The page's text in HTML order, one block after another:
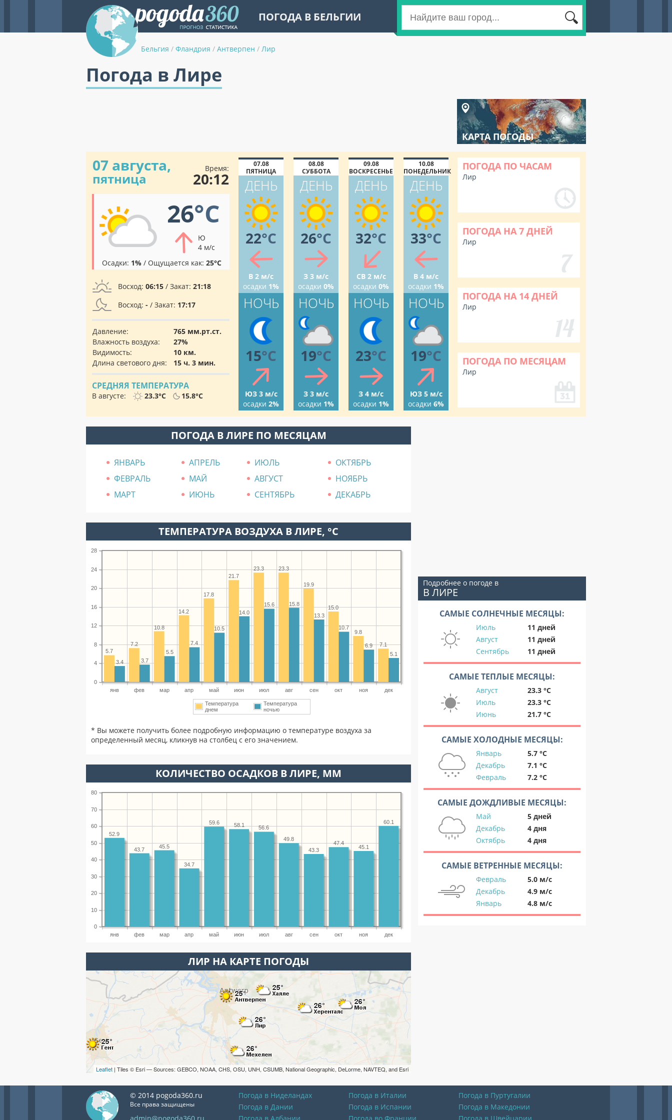
ПОГОДА В БЕЛЬГИИ
Бельгия / Фландрия / Антверпен / Лир
Погода в Лире
КАРТА ПОГОДЫ
07 августа,
пятница
Время:
20:12
26°C
Ю
4 м/с
Осадки: 1% / Ощущается как: 25°C
Восход: 06:15 / Закат: 21:18
Восход: - / Закат: 17:17
Давление:
765 мм.рт.ст.
Влажность воздуха:
27%
Видимость:
10 км.
Длина светового дня:
15 ч. 3 мин.
СРЕДНЯЯ ТЕМПЕРАТУРА
В августе: 23.3°C 15.8°C
07.08
ПЯТНИЦА
ДЕНЬ
22°C
В 2 м/с
осадки 1%
НОЧЬ
15°C
ЮЗ 3 м/с
осадки 2%
08.08
СУББОТА
ДЕНЬ
26°C
З 3 м/с
осадки 0%
НОЧЬ
19°C
З 3 м/с
осадки 1%
09.08
ВОСКРЕСЕНЬЕ
ДЕНЬ
32°C
СВ 2 м/с
осадки 0%
НОЧЬ
23°C
З 4 м/с
осадки 1%
10.08
ПОНЕДЕЛЬНИК
ДЕНЬ
33°C
В 4 м/с
осадки 1%
НОЧЬ
19°C
ЮЗ 5 м/с
осадки 6%
ПОГОДА ПО ЧАСАМ
Лир
ПОГОДА НА 7 ДНЕЙ
Лир
ПОГОДА НА 14 ДНЕЙ
Лир
ПОГОДА ПО МЕСЯЦАМ
Лир
ПОГОДА В ЛИРЕ ПО МЕСЯЦАМ
ЯНВАРЬ АПРЕЛЬ ИЮЛЬ
ОКТЯБРЬ
ФЕВРАЛЬ
МАЙ АВГУСТ
НОЯБРЬ
МАРТ
ИЮНЬ СЕНТЯБРЬ ДЕКАБРЬ
ТЕМПЕРАТУРА ВОЗДУХА В ЛИРЕ, °C
янв фев мар апр май июн июл авг сен окт ноя дек
0
4
8
12
16
20
24
28
7.1
9.8
15.0
19.9
23.3
23.3
21.7
17.8
14.2
10.8
7.2
5.7
5.1
6.9
10.7
13.3
15.8
15.6
14.0
10.5
7.4
5.5
3.7
3.4
Температура
днем
Температура
ночью
* Вы можете получить более подробную информацию о температуре воздуха за
определенный месяц, кликнув на столбец с его значением.
КОЛИЧЕСТВО ОСАДКОВ В ЛИРЕ, ММ
янв фев мар апр май июн июл авг сен окт ноя дек
0
10
20
30
40
50
60
70
80
60.1
45.1
47.4
43.3
49.8
56.6
58.1
59.6
34.7
45.5
43.7
52.9
ЛИР НА КАРТЕ ПОГОДЫ
Leaflet | Tiles © Esri — Sources: GEBCO, NOAA, CHS, OSU, UNH, CSUMB, National Geographic, DeLorme, NAVTEQ, and Esri
Подробнее о погоде в
В ЛИРЕ
САМЫЕ СОЛНЕЧНЫЕ МЕСЯЦЫ:
Июль
11 дней
Август
11 дней
Сентябрь
11 дней
САМЫЕ ТЕПЛЫЕ МЕСЯЦЫ:
Август
23.3 °C
Июль
23.3 °C
Июнь
21.7 °C
САМЫЕ ХОЛОДНЫЕ МЕСЯЦЫ:
Январь
5.7 °C
Декабрь
7.1 °C
Февраль
7.2 °C
САМЫЕ ДОЖДЛИВЫЕ МЕСЯЦЫ:
Май
5 дней
Декабрь
4 дня
Октябрь
4 дня
САМЫЕ ВЕТРЕННЫЕ МЕСЯЦЫ:
Февраль
5.0 м/с
Декабрь
4.9 м/с
Январь
4.8 м/с
© 2014 pogoda360.ru
Все права защищены
Погода в Ниделандах Погода в Италии
Погода в Пуртугалии
Погода в Дании
Погода в Испании
Погода в Македонии